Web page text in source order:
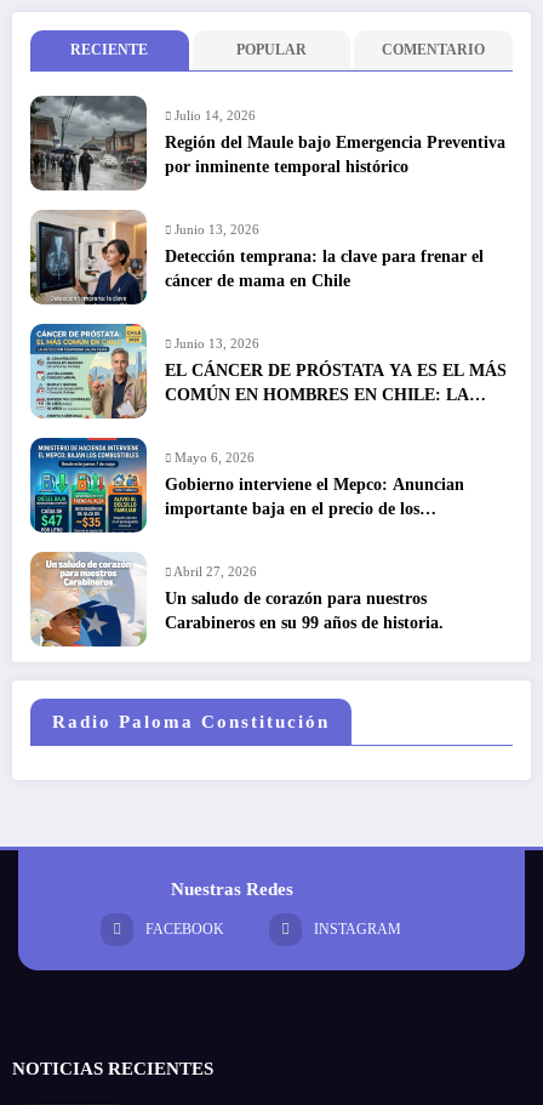
RECIENTE POPULAR COMENTARIO
Julio 14, 2026
Región del Maule bajo Emergencia Preventiva
por inminente temporal histórico
Junio 13, 2026
Detección temprana: la clave para frenar el
cáncer de mama en Chile
Junio 13, 2026
EL CÁNCER DE PRÓSTATA YA ES EL MÁS
COMÚN EN HOMBRES EN CHILE: LA
Mayo 6, 2026
Gobierno interviene el Mepco: Anuncian
importante baja en el precio de los
Abril 27, 2026
Un saludo de corazón para nuestros
Carabineros en su 99 años de historia.
Radio Paloma Constitución
Nuestras Redes
FACEBOOK INSTAGRAM
NOTICIAS RECIENTES